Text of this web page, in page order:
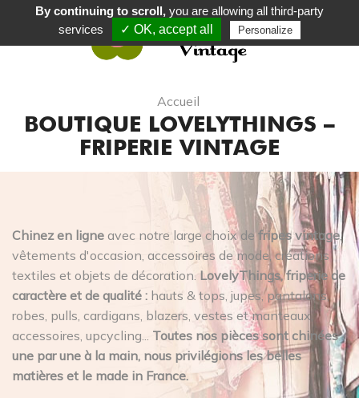
Accueil
BOUTIQUE LOVELYTHINGS –
FRIPERIE VINTAGE
Chinez en ligne avec notre large choix defripes vintage,
vêtements d'occasion, accessoires de mode, créations
textiles et objets de décoration. LovelyThings, friperie de
caractère et de qualité : hauts & tops, jupes, pantalons,
robes, pulls, cardigans, blazers, vestes et manteaux,
accessoires, upcycling... Toutes nos pièces sont chinées
une par une à la main, nous privilégions les belles
matières et le made in France.
By continuing to scroll,you are allowing all third-party
services
✓ OK, accept all Personalize